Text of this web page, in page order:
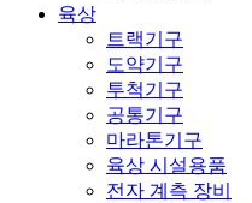
육상
트랙기구
도약기구
투척기구
공통기구
마라톤기구
육상 시설용품
전자 계측 장비